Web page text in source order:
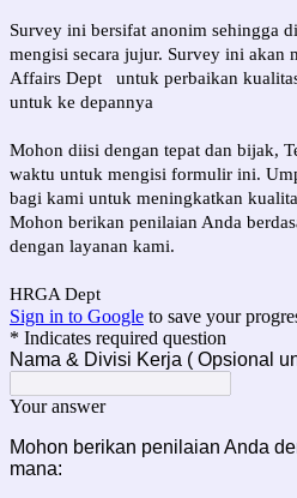
Survey ini bersifat anonim sehingga
mengisi secara jujur. Survey ini akan
Affairs Dept
untuk perbaikan
untuk ke depannya
Mohon diisi dengan tepat dan bijak,
waktu untuk mengisi formulir ini.
bagi kami untuk meningkatkan
Mohon berikan penilaian Anda
dengan layanan kami.
HRGA Dept
Sign in to Google to save your
* Indicates required question
Nama & Divisi Kerja ( Opsional
Your answer
Mohon berikan penilaian Anda
mana: